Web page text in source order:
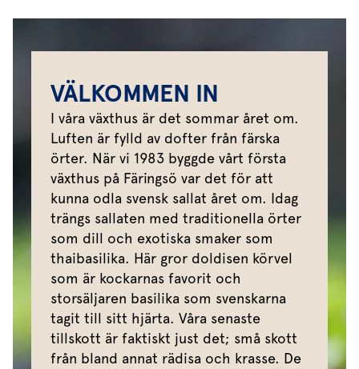
VÄLKOMMEN IN
I våra växthus är det sommar året om.
Luften är fylld av dofter från färska
örter. När vi 1983 byggde vårt första
växthus på Färingsö var det för att
kunna odla svensk sallat året om. Idag
trängs sallaten med traditionella örter
som dill och exotiska smaker som
thaibasilika. Här gror doldisen körvel
som är kockarnas favorit och
storsäljaren basilika som svenskarna
tagit till sitt hjärta. Våra senaste
tillskott är faktiskt just det; små skott
från bland annat rädisa och krasse. De